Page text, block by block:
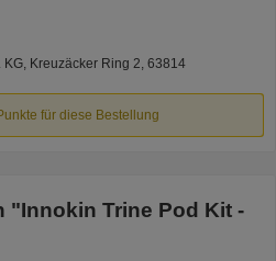
KG, Kreuzäcker Ring 2, 63814
für diese Bestellung
"Innokin Trine Pod Kit -